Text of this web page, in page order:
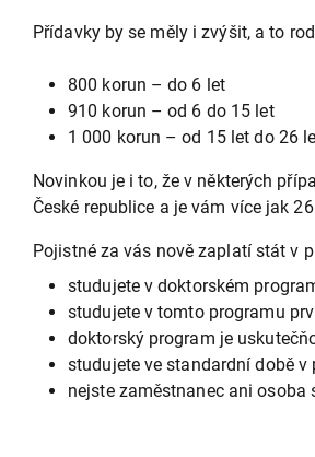
Přídavky by se měly i zvýšit, a to
800 korun – do 6 let
910 korun – od 6 do 15 let
1 000 korun – od 15 let do 26
Novinkou je i to, že v některých
České republice a je vám více jak
Pojistné za vás nově zaplatí stát v
studujete v doktorském
studujete v tomto programu
doktorský program je
studujete ve standardní době v
nejste zaměstnanec ani osoba